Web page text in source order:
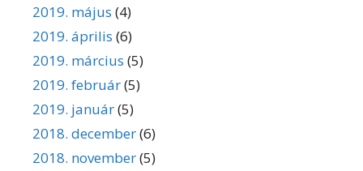
2019. május (4)
2019. április (6)
2019. március (5)
2019. február(5)
2019. január(5)
2018. december(6)
2018. november(5)